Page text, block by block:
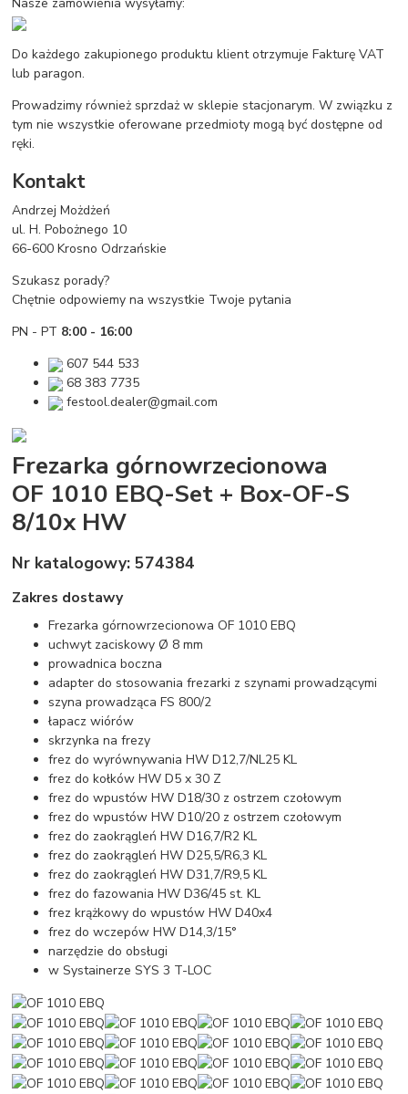
Do każdego zakupionego produktu klient otrzymuje Fakturę VAT
lub paragon.
Prowadzimy również sprzdaż w sklepie stacjonarym. W związku z
tym nie wszystkie oferowane przedmioty mogą być dostępne od
ręki.
Kontakt
Andrzej Możdżeń
ul. H. Pobożnego 10
66-600 Krosno Odrzańskie
Szukasz porady?
Chętnie odpowiemy na wszystkie Twoje pytania
PN - PT 8:00 - 16:00
607 544 533
68 383 7735
festool.dealer@gmail.com
Frezarka górnowrzecionowa
OF 1010 EBQ-Set + Box-OF-S
8/10x HW
Nr katalogowy: 574384
Zakres dostawy
Frezarka górnowrzecionowa OF 1010 EBQ
uchwyt zaciskowy Ø 8 mm
prowadnica boczna
adapter do stosowania frezarki z szynami prowadzącymi
szyna prowadząca FS 800/2
łapacz wiórów
skrzynka na frezy
frez do wyrównywania HW D12,7/NL25 KL
frez do kołków HW D5 x 30 Z
frez do wpustów HW D18/30 z ostrzem czołowym
frez do wpustów HW D10/20 z ostrzem czołowym
frez do zaokrągleń HW D16,7/R2 KL
frez do zaokrągleń HW D25,5/R6,3 KL
frez do zaokrągleń HW D31,7/R9,5 KL
frez do fazowania HW D36/45 st. KL
frez krążkowy do wpustów HW D40x4
frez do wczepów HW D14,3/15°
narzędzie do obsługi
w Systainerze SYS 3 T-LOC